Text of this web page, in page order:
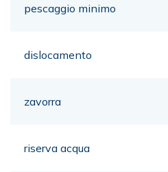
pescaggio minimo
dislocamento
zavorra
riserva acqua